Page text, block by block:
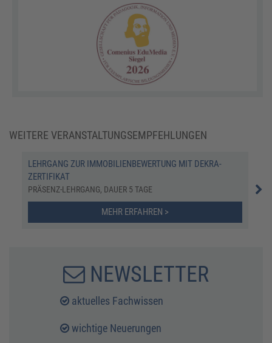
WEITERE VERANSTALTUNGSEMPFEHLUNGEN
LEHRGANG ZUR IMMOBILIENBEWERTUNG MIT DEKRA-
ZERTIFIKAT
PRÄSENZ-LEHRGANG, DAUER 5 TAGE
MEHR ERFAHREN >
NEWSLETTER
aktuelles Fachwissen
wichtige Neuerungen